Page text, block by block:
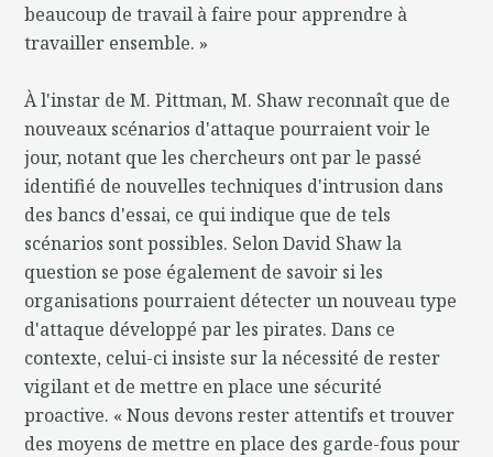
beaucoup de travail à faire pour apprendre à
travailler ensemble. »
À l'instar de M. Pittman, M. Shaw reconnaît que de
nouveaux scénarios d'attaque pourraient voir le
jour, notant que les chercheurs ont par le passé
identifié de nouvelles techniques d'intrusion dans
des bancs d'essai, ce qui indique que de tels
scénarios sont possibles. Selon David Shaw la
question se pose également de savoir si les
organisations pourraient détecter un nouveau type
d'attaque développé par les pirates. Dans ce
contexte, celui-ci insiste sur la nécessité de rester
vigilant et de mettre en place une sécurité
proactive. « Nous devons rester attentifs et trouver
des moyens de mettre en place des garde-fous pour